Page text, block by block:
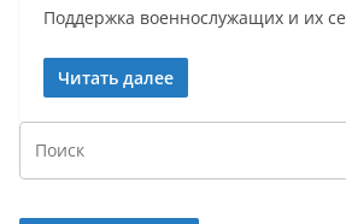
Поддержка военнослужащих и их
Читать далее